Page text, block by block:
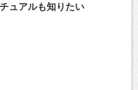
ュアルも知りたい